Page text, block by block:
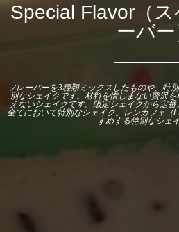
Special Flavor（
ーバー
フレーバーを3種類ミックスしたものや、特
別なシェイクです。材料を惜しまない贅沢
えないシェイクです。限定シェイクから定番
全てにおいて特別なシェイク。レンカフェ（
すめする特別なシェ